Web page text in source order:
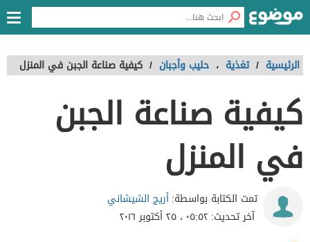
الرئيسية / تغذية ، حليب وأجبان / كيفية صناعة الجبن في المنزل
كيفية صناعة الجبن
في المنزل
تمت الكتابة بواسطة:أريج الشيشاني
آخر تحديث:٠٥:٥٢ ، ٢٥ أكتوبر ٢٠١٦